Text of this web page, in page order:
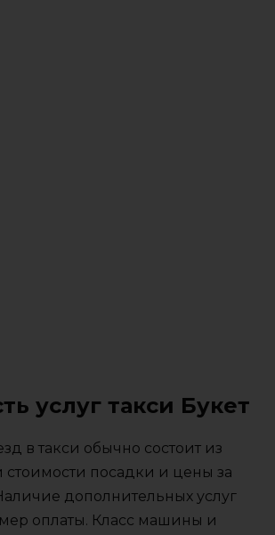
услуг такси Букет
в такси обычно состоит из
посадки и цены за
дополнительных услуг
оплаты. Класс машины и